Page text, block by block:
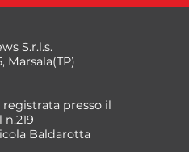
S.r.l.s.
Marsala(TP)
presso il
Baldarotta